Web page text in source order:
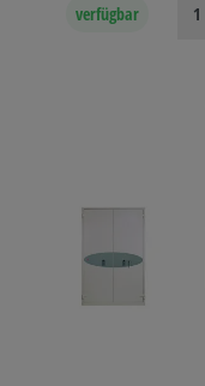
verfügbar